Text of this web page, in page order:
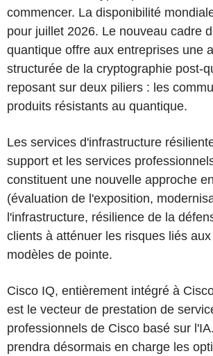
commencer. La disponibilité
pour juillet 2026. Le nouveau cadre
quantique offre aux entreprises une
structurée de la cryptographie post-
reposant sur deux piliers : les
produits résistants au quantique.
Les services d'infrastructure
support et les services
constituent une nouvelle approche
(évaluation de l'exposition,
l'infrastructure, résilience de la
clients à atténuer les risques liés
modèles de pointe.
Cisco IQ, entièrement intégré à
est le vecteur de prestation de
professionnels de Cisco basé sur
prendra désormais en charge les